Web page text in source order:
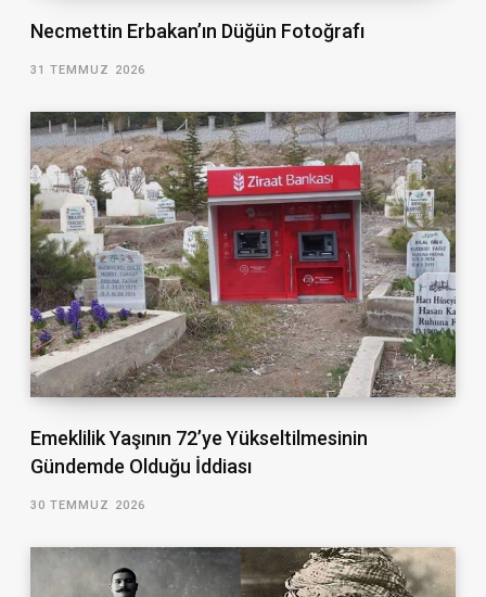
Necmettin Erbakan’ın Düğün Fotoğrafı
31 TEMMUZ 2026
Emeklilik Yaşının 72’ye Yükseltilmesinin
Gündemde Olduğu İddiası
30 TEMMUZ 2026